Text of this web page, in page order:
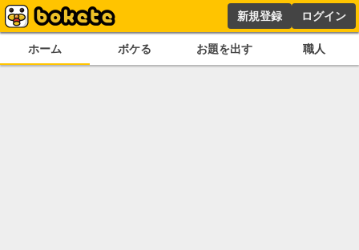
新規登録 ログイン
ホーム ボケる お題を出す 職人